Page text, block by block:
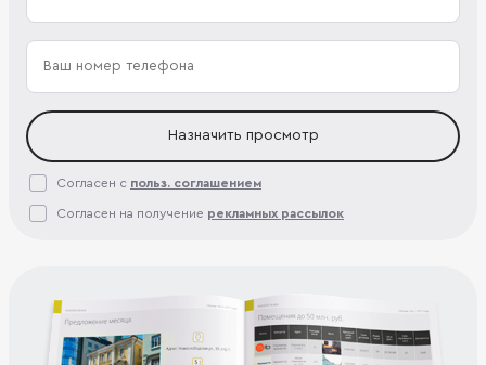
Назначить просмотр
Согласен с польз. соглашением
Согласен на получение рекламных рассылок